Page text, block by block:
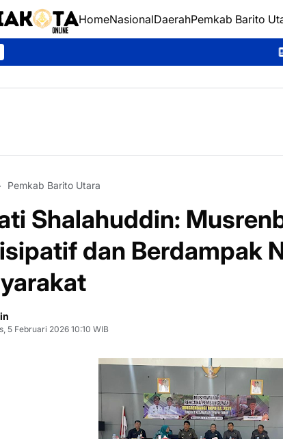
HomeNasionalDaerahPemkab Barito
Murung Raya
Pemkab Barito Utara
Shalahuddin:
dan Berdampak
5 Februari 2026 10:10 WIB